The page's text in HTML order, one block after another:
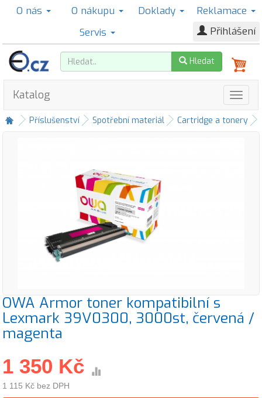
O nás O nákupu Doklady
Reklamace
Servis
Přihlášení
Hledat
Katalog
Příslušenství Spotřební materiál Cartridge a tonery
OWA Armor toner kompatibilní s
Lexmark 39V0300, 3000st, červená /
magenta
1 350 Kč
1 115 Kč bez DPH